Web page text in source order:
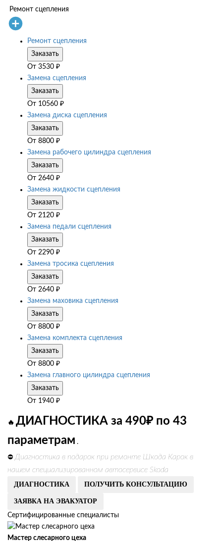
Ремонт сцепления
Ремонт сцепления
Заказать
От 3530 ₽
Замена сцепления
Заказать
От 10560 ₽
Замена диска сцепления
Заказать
От 8800 ₽
Замена рабочего цилиндра сцепления
Заказать
От 2640 ₽
Замена жидкости сцепления
Заказать
От 2120 ₽
Замена педали сцепления
Заказать
От 2290 ₽
Замена тросика сцепления
Заказать
От 2640 ₽
Замена маховика сцепления
Заказать
От 8800 ₽
Замена комплекта сцепления
Заказать
От 8800 ₽
Замена главного цилиндра сцепления
Заказать
От 1940 ₽
🔥 ДИАГНОСТИКА за 490₽ по 43
параметрам .
⛔ Диагностика в подарок при ремонте Шкода Карок в
нашем специализированном автосервисе Skoda
ДИАГНОСТИКА ПОЛУЧИТЬ КОНСУЛЬТАЦИЮ
ЗАЯВКА НА ЭВАКУАТОР
Сертифицированные специалисты
Мастер слесарного цеха